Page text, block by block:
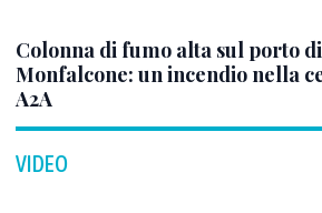
Colonna di fumo alta sul porto di
Monfalcone: un incendio nella
A2A
VIDEO